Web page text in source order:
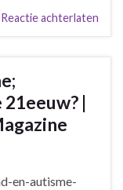
Reactie achterlaten
|
en-autisme-